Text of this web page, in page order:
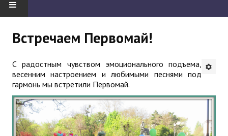
Будни института
АНОНСЫ
ИНСТИТУТ
Встречаем Первомай!
С радостным чувством эмоционального подъема,
весенним настроением и любимыми песнями под
гармонь мы встретили Первомай.